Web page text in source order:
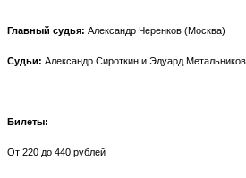
Главный судья: Александр Черенков (Москва)
Судьи: Александр Сироткин и Эдуард
Билеты:
От 220 до 440 рублей